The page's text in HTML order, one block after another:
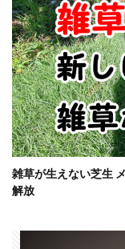
雑草が生えない芝生
解放